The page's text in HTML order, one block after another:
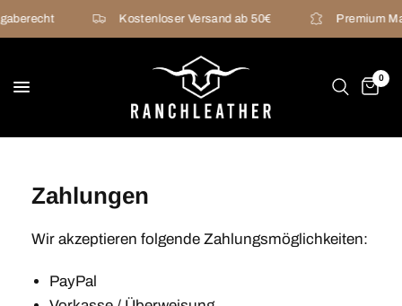
Kostenloser Versand ab 50€ Premium
0
Zahlungen
Wir akzeptieren folgende Zahlungsmöglichkeiten:
PayPal